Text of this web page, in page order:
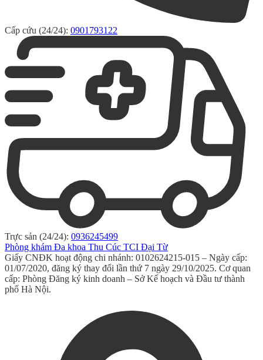
Cấp cứu (24/24): 0901793122
Trực sản (24/24): 0936245499
Phòng khám Đa khoa Thu Cúc TCI Đại Từ
Giấy CNĐK hoạt động chi nhánh: 0102624215-015 – Ngày cấp:
01/07/2020, đăng ký thay đổi lần thứ 7 ngày 29/10/2025. Cơ quan
cấp: Phòng Đăng ký kinh doanh – Sở Kế hoạch và Đầu tư thành
phố Hà Nội.